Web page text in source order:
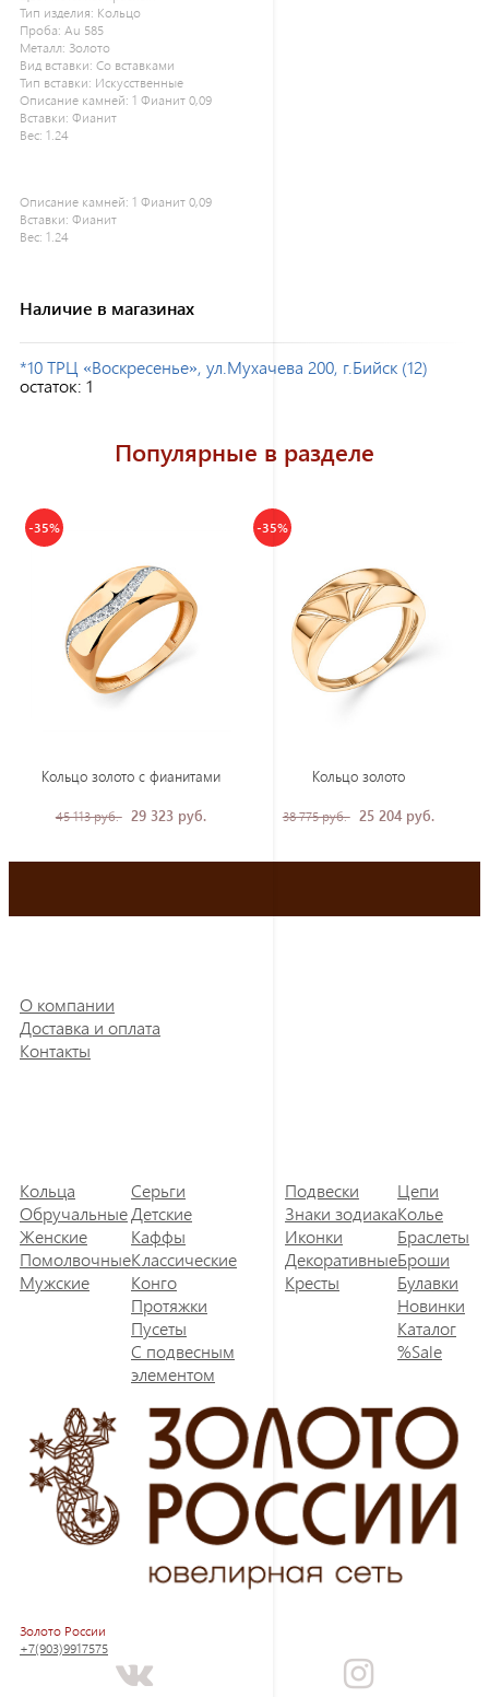
Тип изделия: Кольцо
Проба: Au 585
Металл: Золото
Вид вставки: Со вставками
Тип вставки: Искусственные
Описание камней: 1 Фианит 0,09
Вставки: Фианит
Вес: 1.24
Описание камней: 1 Фианит 0,09
Вставки: Фианит
Вес: 1.24
Наличие в магазинах
*10 ТРЦ «Воскресенье», ул.Мухачева 200, г.Бийск (12)
остаток: 1
Популярные в разделе
-35%
Кольцо золото с фианитами
45 113 руб. 29 323 руб.
-35%
Кольцо золото
38 775 руб. 25 204 руб.
О компании
Доставка и оплата
Контакты
Кольца
Обручальные
Женские
Помолвочные
Мужские
Серьги
Детские
Каффы
Классические
Конго
Протяжки
Пусеты
С подвесным
элементом
Подвески
Знаки зодиака
Иконки
Декоративные
Кресты
Цепи
Колье
Браслеты
Броши
Булавки
Новинки
Каталог
%Sale
Золото России
+7(903)9917575